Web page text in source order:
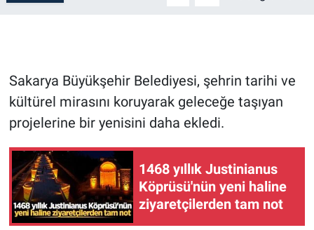
Sakarya Büyükşehir Belediyesi, şehrin tarihi ve
kültürel mirasını koruyarak geleceğe taşıyan
projelerine bir yenisini daha ekledi.
1468 yıllık Justinianus
Köprüsü'nün yeni haline
ziyaretçilerden tam not